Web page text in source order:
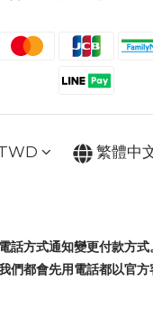
繁體中
話方式通知變更付款方
們都會先用電話都以官方